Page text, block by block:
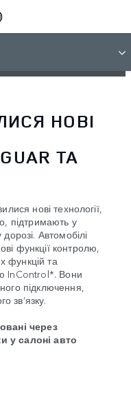
НОВІ
ТА
нові технології,
підтримають у
Автомобілі
функції контролю,
функцій та
InControl*. Вони
підключення,
зв’язку.
через
у салоні авто